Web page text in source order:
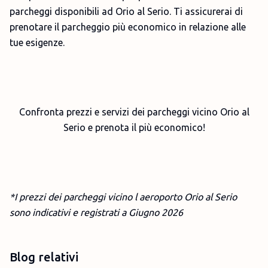
parcheggi disponibili ad Orio al Serio. Ti assicurerai di
prenotare il parcheggio più economico in relazione alle
tue esigenze.
Confronta prezzi e servizi dei parcheggi vicino Orio al
Serio e prenota il più economico!
*I prezzi dei parcheggi vicino l aeroporto Orio al Serio
sono indicativi e registrati a Giugno 2026
Blog relativi